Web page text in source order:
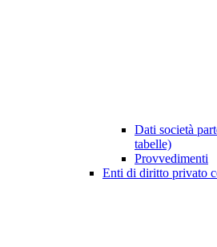
Dati società
tabelle)
Provvedimenti
Enti di diritto privato